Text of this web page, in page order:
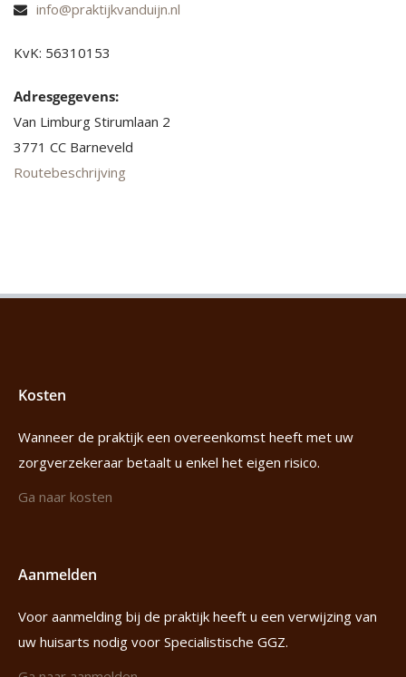
info@praktijkvanduijn.nl
KvK: 56310153
Adresgegevens:
Van Limburg Stirumlaan 2
3771 CC Barneveld
Routebeschrijving
Kosten
Wanneer de praktijk een overeenkomst heeft met uw
zorgverzekeraar betaalt u enkel het eigen risico.
Ga naar kosten
Aanmelden
Voor aanmelding bij de praktijk heeft u een verwijzing van
uw huisarts nodig voor Specialistische GGZ.